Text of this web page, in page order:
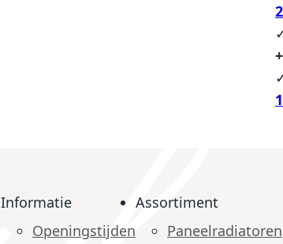
Informatie
Openingstijden
Assortiment
Paneelradiatoren